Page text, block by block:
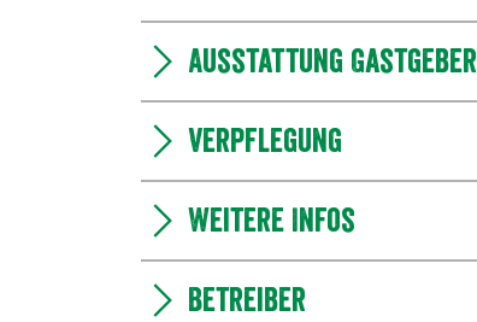
Ausstattung Gastgeber
Verpflegung
Weitere Infos
Betreiber